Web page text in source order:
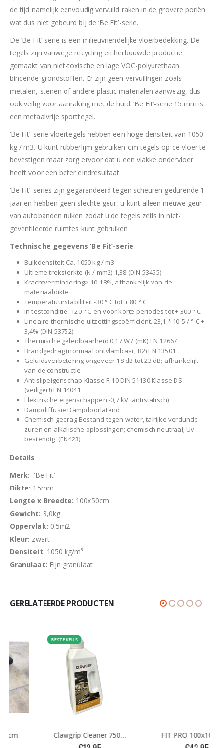
de tijd namelijk eenvoudig vervuild raken in de grovere poriën
wat dus niet gebeurd bij de ‘Be Fit’-serie.
De ‘Be Fit’-serie is een milieuvriendelijke vloerbedekking. De
tegels zijn vanwege recycling en herbouwde productie
gemaakt van niet-toxische en lage VOC-polyurethaan
bindende grondstoffen. Er zijn geen vervuilingen zoals
metalen, stenen of andere plastic materialen aanwezig, dus
ook veilig voor aanraking met de huid. ‘Be Fit’-serie 15 mm is
een metaalvrije sporttegel.
‘Be Fit’-serie vloertegels hebben een hoge densiteit van 1050
kg / m3. U kunt rubberlijm gebruiken om tegels op de vloer te
bevestigen maar zorg ervoor dat u een vlakke ondervloer
heeft voor een beter eindresultaat.
‘Be Fit’-series zijn gegarandeerd tegen scheuren gedurende 1
jaar en hebben geen slechte geur, u kunt alleen nieuwe geur
van autobanden ruiken zodat u de tegels zelfs in niet-
geventileerde ruimtes kunt gebruiken.
Technische gegevens ‘Be Fit’-serie
Bulkdensiteit Ca. 1050 kg / m3
Ultieme treksterkte (N / mm2) 1,38 (DIN 53455)
Krachtvermindering> 10-18%, afhankelijk van de
materiaaldikte
Temperatuurstabiliteit -30 ° C tot + 80 ° C
in testconditie -120 ° C en voor korte periodes tot + 300 ° C
Lineaire thermische uitzettingscoëfficiënt. 23,1 * 10-5 / ° C +
3,4% (DIN 53752)
Thermische geleidbaarheid 0,17 W / (mK) EN 12667
Brandgedrag (normaal ontvlambaar; B2) EN 13501
Geluidsverbetering ongeveer 18 dB tot 23 dB; afhankelijk
van de constructie
Antislipeigenschap Klasse R 10 DIN 51130 Klasse DS
(veiliger!) EN 14041
Elektrische eigenschappen -0,7 kV (antistatisch)
Dampdiffusie Dampdoorlatend
Chemisch gedrag Bestand tegen water, talrijke verdunde
zuren en alkalische oplossingen; chemisch neutraal; Uv-
bestendig. (EN423)
Details
Merk: ‘Be Fit’
Dikte: 15mm
Lengte x Breedte: 100x50cm
Gewicht: 8,0kg
Oppervlak: 0.5m2
Kleur: zwart
Densiteit: 1050 kg/m³
Granulaat: Fijn granulaat
GERELATEERDE PRODUCTEN
Clawgrip Cleaner 750ml TOEVOEGEN AAN WINKELWAGEN